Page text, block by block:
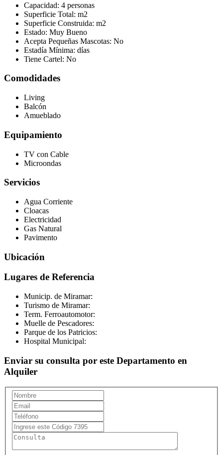
Capacidad: 4 personas
Superficie Total: m2
Superficie Construida: m2
Estado: Muy Bueno
Acepta Pequeñas Mascotas: No
Estadía Mínima: días
Tiene Cartel: No
Comodidades
Living
Balcón
Amueblado
Equipamiento
TV con Cable
Microondas
Servicios
Agua Corriente
Cloacas
Electricidad
Gas Natural
Pavimento
Ubicación
Lugares de Referencia
Municip. de Miramar:
Turismo de Miramar:
Term. Ferroautomotor:
Muelle de Pescadores:
Parque de los Patricios:
Hospital Municipal:
Enviar su consulta por este Departamento en
Alquiler